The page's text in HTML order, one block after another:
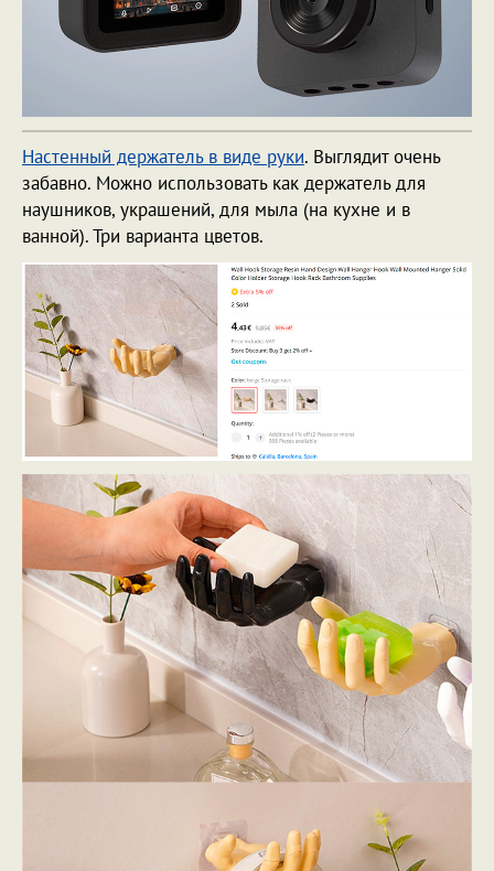
Настенный держатель в виде руки. Выглядит очень
забавно. Можно использовать как держатель для
наушников, украшений, для мыла (на кухне и в
ванной). Три варианта цветов.